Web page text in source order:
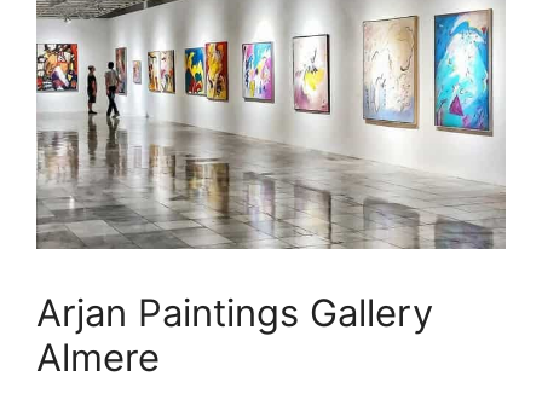
Arjan Paintings Gallery
Almere